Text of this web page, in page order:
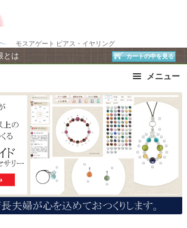
モスアゲート ピアス・イヤリング
とは カートの中を見る
メニュー
ストラップ
ピアス・イヤリング
運勢で選ぶ
色で選ぶ
星座石で選ぶ
パワーストーン一覧